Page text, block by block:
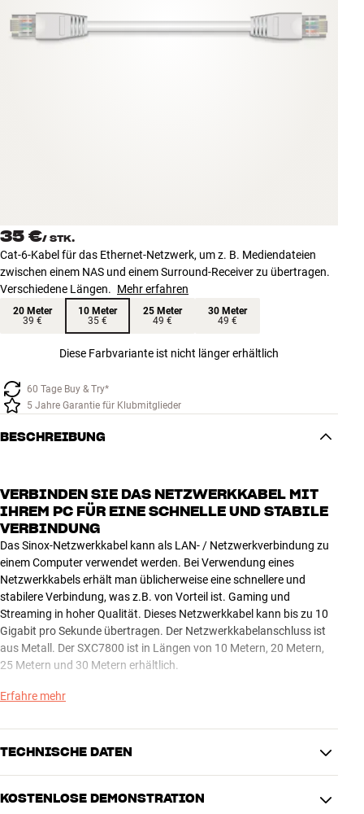
Zubehör
Kundendienst
Anmelden
Kundendienst
Bauen mit Klang
35 €/ STK.
Cat-6-Kabel für das Ethernet-Netzwerk, um z. B. Mediendateien
zwischen einem NAS und einem Surround-Receiver zu übertragen.
Verschiedene Längen. Mehr erfahren
20 Meter
39 €
10 Meter
35 €
25 Meter
49 €
30 Meter
49 €
Diese Farbvariante ist nicht länger erhältlich
60 Tage Buy & Try*
5 Jahre Garantie für Klubmitglieder
BESCHREIBUNG
VERBINDEN SIE DAS NETZWERKKABEL MIT
IHREM PC FÜR EINE SCHNELLE UND STABILE
VERBINDUNG
Das Sinox-Netzwerkkabel kann als LAN- / Netzwerkverbindung zu
einem Computer verwendet werden. Bei Verwendung eines
Netzwerkkabels erhält man üblicherweise eine schnellere und
stabilere Verbindung, was z.B. von Vorteil ist. Gaming und
Streaming in hoher Qualität. Dieses Netzwerkkabel kann bis zu 10
Gigabit pro Sekunde übertragen. Der Netzwerkkabelanschluss ist
aus Metall. Der SXC7800 ist in Längen von 10 Metern, 20 Metern,
25 Metern und 30 Metern erhältlich.
Sinox SXC7801 – Cat6-Netzwerkkabel
Heimnetzwerk. Z. B. zur Übertragung von Mediendateien zwischen
Netzwerkspeicher (NAS) oder PC und Blu-ray-Player oder Surround-
Erfahre mehr
TECHNISCHE DATEN
KOSTENLOSE DEMONSTRATION